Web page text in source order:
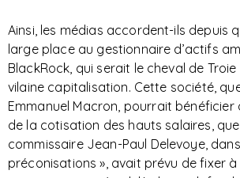
Ainsi, les médias accordent-ils depuis
large place au gestionnaire d’actifs
BlackRock, qui serait le cheval de
vilaine capitalisation. Cette société,
Emmanuel Macron, pourrait bénéficier
de la cotisation des hauts salaires,
commissaire Jean-Paul Delevoye,
préconisations », avait prévu de fixer